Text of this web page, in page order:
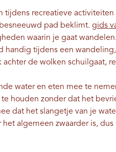
tijdens recreatieve activiteiten
pad beklimt. gids
waarin je gaat wandelen.
handig tijdens een wandeling,
de wolken schuilgaat,
water en eten mee te
houden zonder dat het
dat het slangetje van je
algemeen zwaarder is, dus